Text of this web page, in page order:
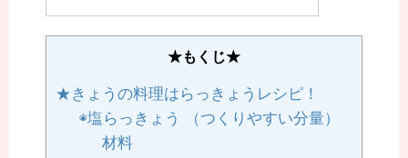
★もくじ★
★きょうの料理はらっきょうレシピ！
◉塩らっきょう （つくりやすい分量）
材料